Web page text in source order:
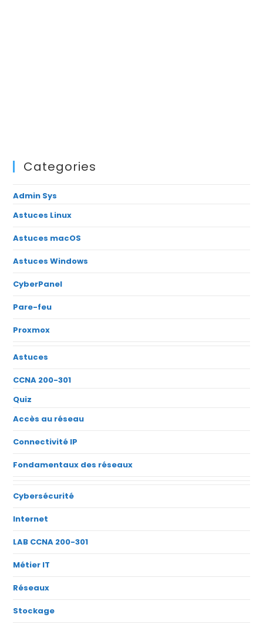
Categories
Admin Sys
Astuces Linux
Astuces macOS
Astuces Windows
CyberPanel
Pare-feu
Proxmox
Astuces
CCNA 200-301
Quiz
Accès au réseau
Connectivité IP
Fondamentaux des réseaux
Cybersécurité
Internet
LAB CCNA 200-301
Métier IT
Réseaux
Stockage